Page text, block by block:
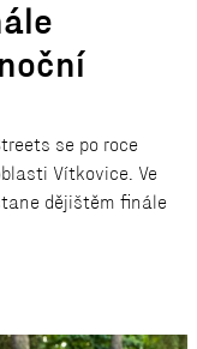
se po roce
Vítkovice. Ve
dějištěm finále